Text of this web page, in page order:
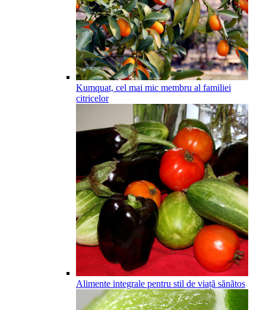
Kumquat, cel mai mic membru al familiei
citricelor
Alimente integrale pentru stil de viață sănătos